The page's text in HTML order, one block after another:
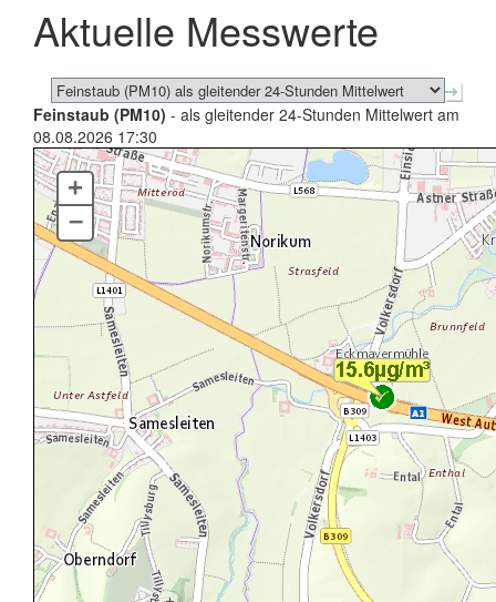
schließen
Aktuelle Messwerte
Feinstaub (PM10) - als gleitender 24-Stunden Mittelwert am
08.08.2026 17:30
+
–